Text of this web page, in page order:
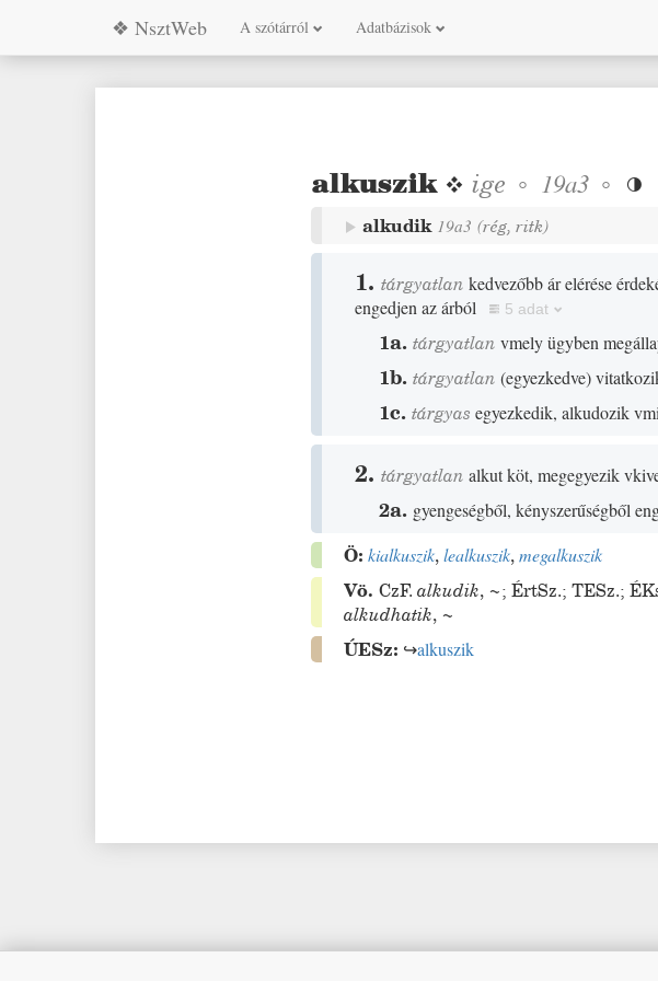
❖ NsztWeb A szótárról Adatbázisok
alkuszik❖ige ◦ 19a3 ◦ 
alkudik 19a3 (rég,ritk)
1.tárgyatlan kedvezőbb ár elérése
engedjen az árból
5 adat
1a.tárgyatlan vmely ügyben
1b.tárgyatlan (egyezkedve)
1c.tárgyas egyezkedik, alkudozik
2.tárgyatlan alkut köt, megegyezik
2a. gyengeségből, kényszerűségből
Ö: kialkuszik,lealkuszik,megalkuszik
Vö.CzF. alkudik, ~;ÉrtSz.;TESz.;
alkudhatik, ~
ÚESz: ↪alkuszik